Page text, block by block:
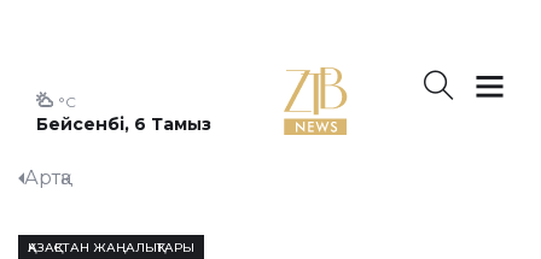
Бейсенбі, 6 Тамыз
°C
Артқа
ҚАЗАҚСТАН ЖАҢАЛЫҚТАРЫ